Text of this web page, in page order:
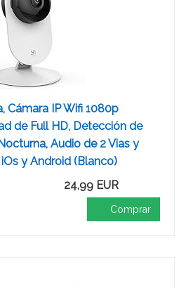
Cámara IP Wifi 1080p
de Full HD, Detección de
Audio de 2 Vias y
y Android (Blanco)
24,99 EUR
Comprar